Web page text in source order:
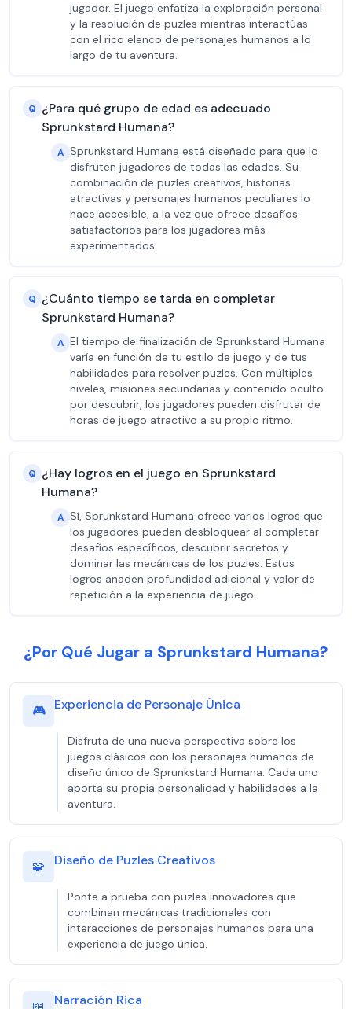
jugador. El juego enfatiza la exploración personal
y la resolución de puzles mientras interactúas
con el rico elenco de personajes humanos a lo
largo de tu aventura.
Q ¿Para qué grupo de edad es adecuado
Sprunkstard Humana?
A Sprunkstard Humana está diseñado para que lo
disfruten jugadores de todas las edades. Su
combinación de puzles creativos, historias
atractivas y personajes humanos peculiares lo
hace accesible, a la vez que ofrece desafíos
satisfactorios para los jugadores más
experimentados.
Q ¿Cuánto tiempo se tarda en completar
Sprunkstard Humana?
A El tiempo de finalización de Sprunkstard Humana
varía en función de tu estilo de juego y de tus
habilidades para resolver puzles. Con múltiples
niveles, misiones secundarias y contenido oculto
por descubrir, los jugadores pueden disfrutar de
horas de juego atractivo a su propio ritmo.
Q ¿Hay logros en el juego en Sprunkstard
Humana?
A Sí, Sprunkstard Humana ofrece varios logros que
los jugadores pueden desbloquear al completar
desafíos específicos, descubrir secretos y
dominar las mecánicas de los puzles. Estos
logros añaden profundidad adicional y valor de
repetición a la experiencia de juego.
¿Por Qué Jugar a Sprunkstard Humana?
🎮 Experiencia de Personaje Única
Disfruta de una nueva perspectiva sobre los
juegos clásicos con los personajes humanos de
diseño único de Sprunkstard Humana. Cada uno
aporta su propia personalidad y habilidades a la
aventura.
🧩 Diseño de Puzles Creativos
Ponte a prueba con puzles innovadores que
combinan mecánicas tradicionales con
interacciones de personajes humanos para una
experiencia de juego única.
Narración Rica